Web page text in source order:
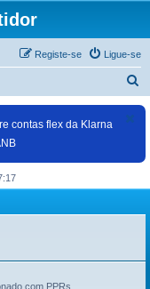
Ligue-se
Registe-se
u
i
contas flex da Klarna
com PPRs